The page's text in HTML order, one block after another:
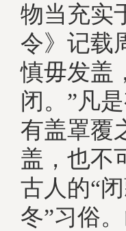
物当充实
令》记载
慎毋发盖
闭。”凡
有盖罩覆
盖，也不
古人的“
冬”习俗